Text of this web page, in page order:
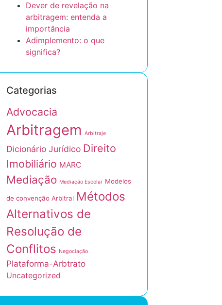
Dever de revelação na
arbitragem: entenda a
importância
Adimplemento: o que
significa?
Categorias
Advocacia
Arbitragem Arbitraje
Dicionário Jurídico Direito
Imobiliário MARC
Mediação Mediação Escolar Modelos
de convenção Arbitral Métodos
Alternativos de
Resolução de
Conflitos Negociação
Plataforma-Arbtrato
Uncategorized